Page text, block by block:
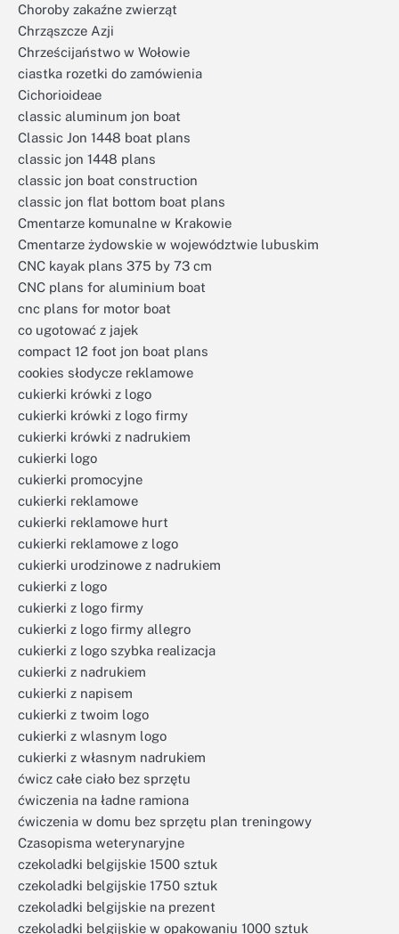
Choroby zakaźne zwierząt
Chrząszcze Azji
Chrześcijaństwo w Wołowie
ciastka rozetki do zamówienia
Cichorioideae
classic aluminum jon boat
Classic Jon 1448 boat plans
classic jon 1448 plans
classic jon boat construction
classic jon flat bottom boat plans
Cmentarze komunalne w Krakowie
Cmentarze żydowskie w województwie lubuskim
CNC kayak plans 375 by 73 cm
CNC plans for aluminium boat
cnc plans for motor boat
co ugotować z jajek
compact 12 foot jon boat plans
cookies słodycze reklamowe
cukierki krówki z logo
cukierki krówki z logo firmy
cukierki krówki z nadrukiem
cukierki logo
cukierki promocyjne
cukierki reklamowe
cukierki reklamowe hurt
cukierki reklamowe z logo
cukierki urodzinowe z nadrukiem
cukierki z logo
cukierki z logo firmy
cukierki z logo firmy allegro
cukierki z logo szybka realizacja
cukierki z nadrukiem
cukierki z napisem
cukierki z twoim logo
cukierki z wlasnym logo
cukierki z własnym nadrukiem
ćwicz całe ciało bez sprzętu
ćwiczenia na ładne ramiona
ćwiczenia w domu bez sprzętu plan treningowy
Czasopisma weterynaryjne
czekoladki belgijskie 1500 sztuk
czekoladki belgijskie 1750 sztuk
czekoladki belgijskie na prezent
czekoladki belgijskie w opakowaniu 1000 sztuk